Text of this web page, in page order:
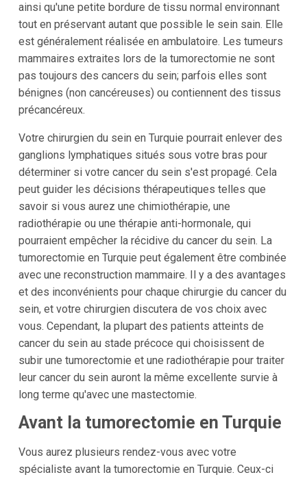
ainsi qu'une petite bordure de tissu normal environnant
tout en préservant autant que possible le sein sain. Elle
est généralement réalisée en ambulatoire. Les tumeurs
mammaires extraites lors de la tumorectomie ne sont
pas toujours des cancers du sein; parfois elles sont
bénignes (non cancéreuses) ou contiennent des tissus
précancéreux.
Votre chirurgien du sein en Turquie pourrait enlever des
ganglions lymphatiques situés sous votre bras pour
déterminer si votre cancer du sein s'est propagé. Cela
peut guider les décisions thérapeutiques telles que
savoir si vous aurez une chimiothérapie, une
radiothérapie ou une thérapie anti-hormonale, qui
pourraient empêcher la récidive du cancer du sein. La
tumorectomie en Turquie peut également être combinée
avec une reconstruction mammaire. Il y a des avantages
et des inconvénients pour chaque chirurgie du cancer du
sein, et votre chirurgien discutera de vos choix avec
vous. Cependant, la plupart des patients atteints de
cancer du sein au stade précoce qui choisissent de
subir une tumorectomie et une radiothérapie pour traiter
leur cancer du sein auront la même excellente survie à
long terme qu'avec une mastectomie.
Avant la tumorectomie en Turquie
Vous aurez plusieurs rendez-vous avec votre
spécialiste avant la tumorectomie en Turquie. Ceux-ci